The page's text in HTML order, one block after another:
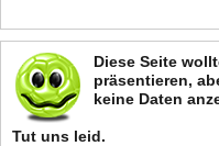
Diese Seite
präsentieren,
keine Daten
Tut uns leid.